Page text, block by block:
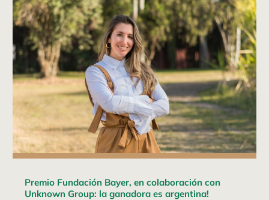
Premio Fundación Bayer, en colaboración con
Unknown Group: la ganadora es argentina!